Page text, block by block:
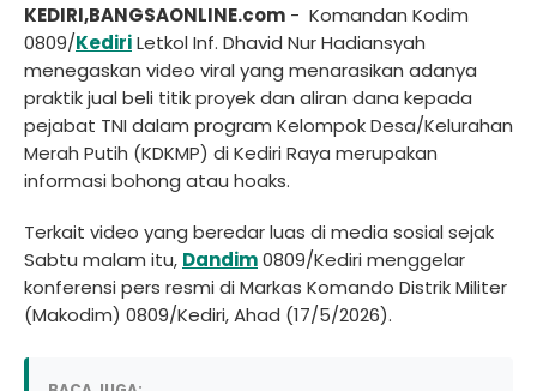
KEDIRI,BANGSAONLINE.com - Komandan Kodim
0809/KediriLetkol Inf. Dhavid Nur Hadiansyah
menegaskan video viral yang menarasikan adanya
praktik jual beli titik proyek dan aliran dana kepada
pejabat TNI dalam program Kelompok Desa/Kelurahan
Merah Putih (KDKMP) di Kediri Raya merupakan
informasi bohong atau hoaks.
Terkait video yang beredar luas di media sosial sejak
Sabtu malam itu, Dandim0809/Kediri menggelar
konferensi pers resmi di Markas Komando Distrik Militer
(Makodim) 0809/Kediri, Ahad (17/5/2026).